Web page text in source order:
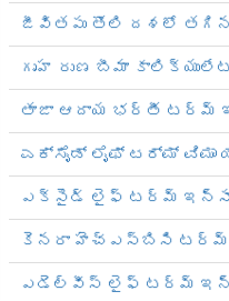
జీవితపు తొలి దశలో తగిన
గృహ రుణ బీమా
తాజా ఆదాయ భర్తీ టర్మ్
ಎಕ್ಸೈಡ್ ಲೈಫ್ ಟರ್ಮ್ ವಿಮಾ
ఎక్సైడ్ లైఫ్ టర్మ్
కెనరా హెచ్‌ఎస్‌బిసి టర్మ్
ఎడెల్వీస్ లైఫ్ టర్మ్